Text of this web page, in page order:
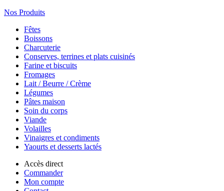
Nos Produits
Fêtes
Boissons
Charcuterie
Conserves, terrines et plats cuisinés
Farine et biscuits
Fromages
Lait / Beurre / Crème
Légumes
Pâtes maison
Soin du corps
Viande
Volailles
Vinaigres et condiments
Yaourts et desserts lactés
Accès direct
Commander
Mon compte